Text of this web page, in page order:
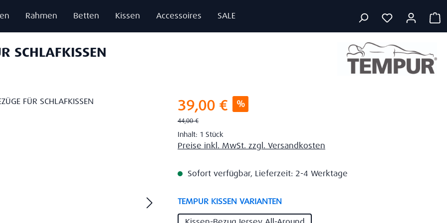
Rahmen Betten Kissen Accessoires SALE
SCHLAFKISSEN
Verkaufspreis:
39,00 € %
Regulärer Preis:
44,00 €
Inhalt: 1 Stück
Preise inkl. MwSt. zzgl. Versandkosten
Sofort verfügbar, Lieferzeit: 2-4 Werktage
TEMPUR KISSEN VARIANTEN